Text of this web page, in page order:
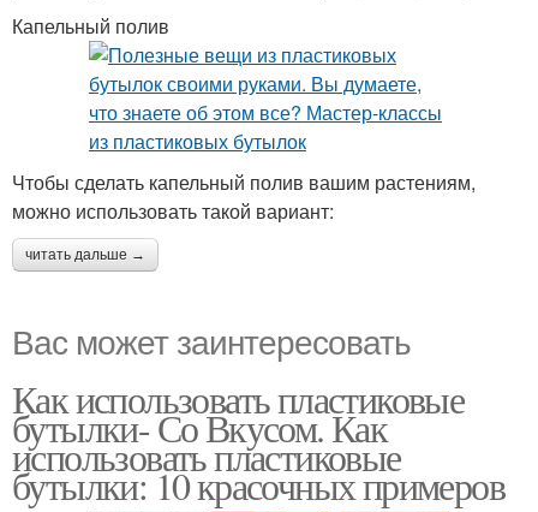
Капельный полив
Чтобы сделать капельный полив вашим растениям,
можно использовать такой вариант:
читать дальше →
Вас может заинтересовать
Как использовать пластиковые
бутылки- Со Вкусом. Как
использовать пластиковые
бутылки: 10 красочных примеров